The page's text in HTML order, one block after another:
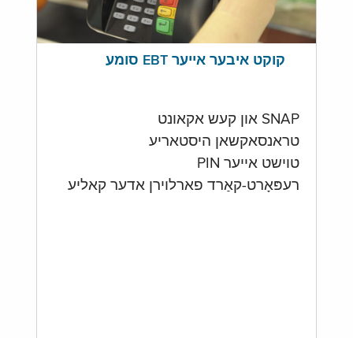
קוקט איבער אייער EBT סומע
SNAP און קעש אקאונט
טראנסאקשאן היסטאריע
טוישט אייער PIN
רעפּאָרט-קאַרד פארלוירן אדער קאליע